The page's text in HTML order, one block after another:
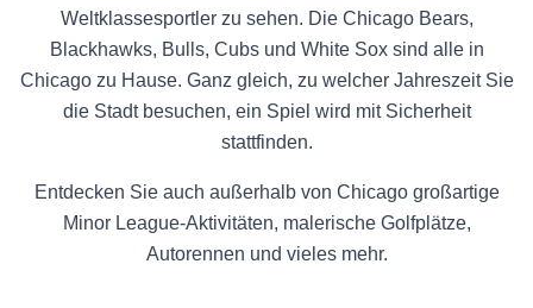
Weltklassesportler zu sehen. Die Chicago Bears,
Blackhawks, Bulls, Cubs und White Sox sind alle in
Chicago zu Hause. Ganz gleich, zu welcher Jahreszeit Sie
die Stadt besuchen, ein Spiel wird mit Sicherheit
stattfinden.
Entdecken Sie auch außerhalb von Chicago großartige
Minor League-Aktivitäten, malerische Golfplätze,
Autorennen und vieles mehr.